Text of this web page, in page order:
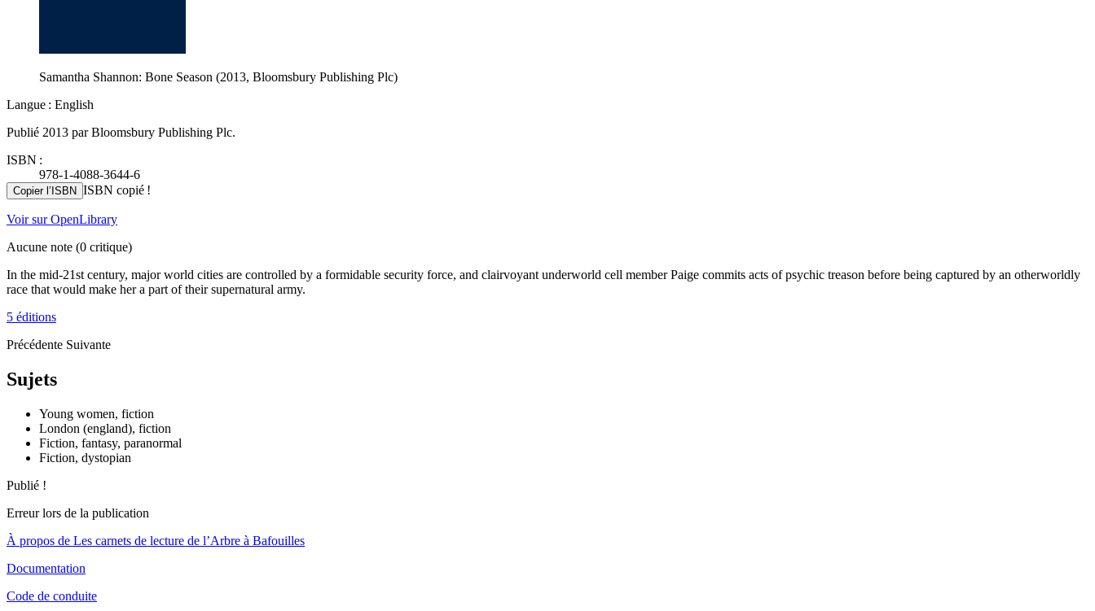
Samantha Shannon: Bone Season (2013, Bloomsbury Publishing Plc)
Langue : English
Publié 2013 par Bloomsbury Publishing Plc.
ISBN :
978-1-4088-3644-6
Copier l’ISBN ISBN copié !
Voir sur OpenLibrary
Aucune note (0 critique)
In the mid-21st century, major world cities are controlled by a formidable security force, and clairvoyant underworld cell member Paige commits acts of psychic treason before being captured by an otherworldly
race that would make her a part of their supernatural army.
5 éditions
Précédente Suivante
Sujets
Young women, fiction
London (england), fiction
Fiction, fantasy, paranormal
Fiction, dystopian
Publié !
Erreur lors de la publication
À propos de Les carnets de lecture de l’Arbre à Bafouilles
Documentation
Code de conduite